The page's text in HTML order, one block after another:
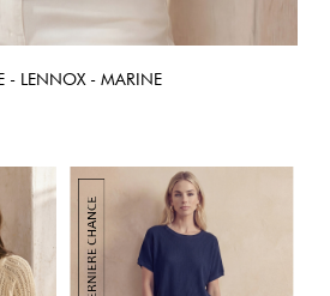
- LENNOX - MARINE